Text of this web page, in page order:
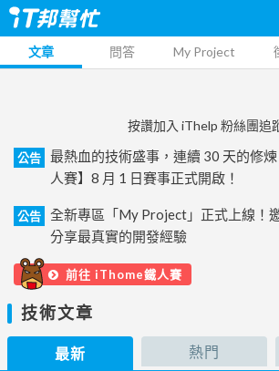
文章 問答 My Project
按讚加入 iThelp 粉絲團追
公告
最熱血的技術盛事，連續 30 天的修
人賽】8 月 1 日賽事正式開啟！
公告
全新專區「My Project」正式上線！
分享最真實的開發經驗
前往 iThome鐵人賽
技術文章
最新 熱門